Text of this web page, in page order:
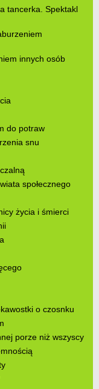
tancerka. Spektakl
innych osób
do potraw
snu
społecznego
życia i śmierci
o czosnku
porze niż wszyscy